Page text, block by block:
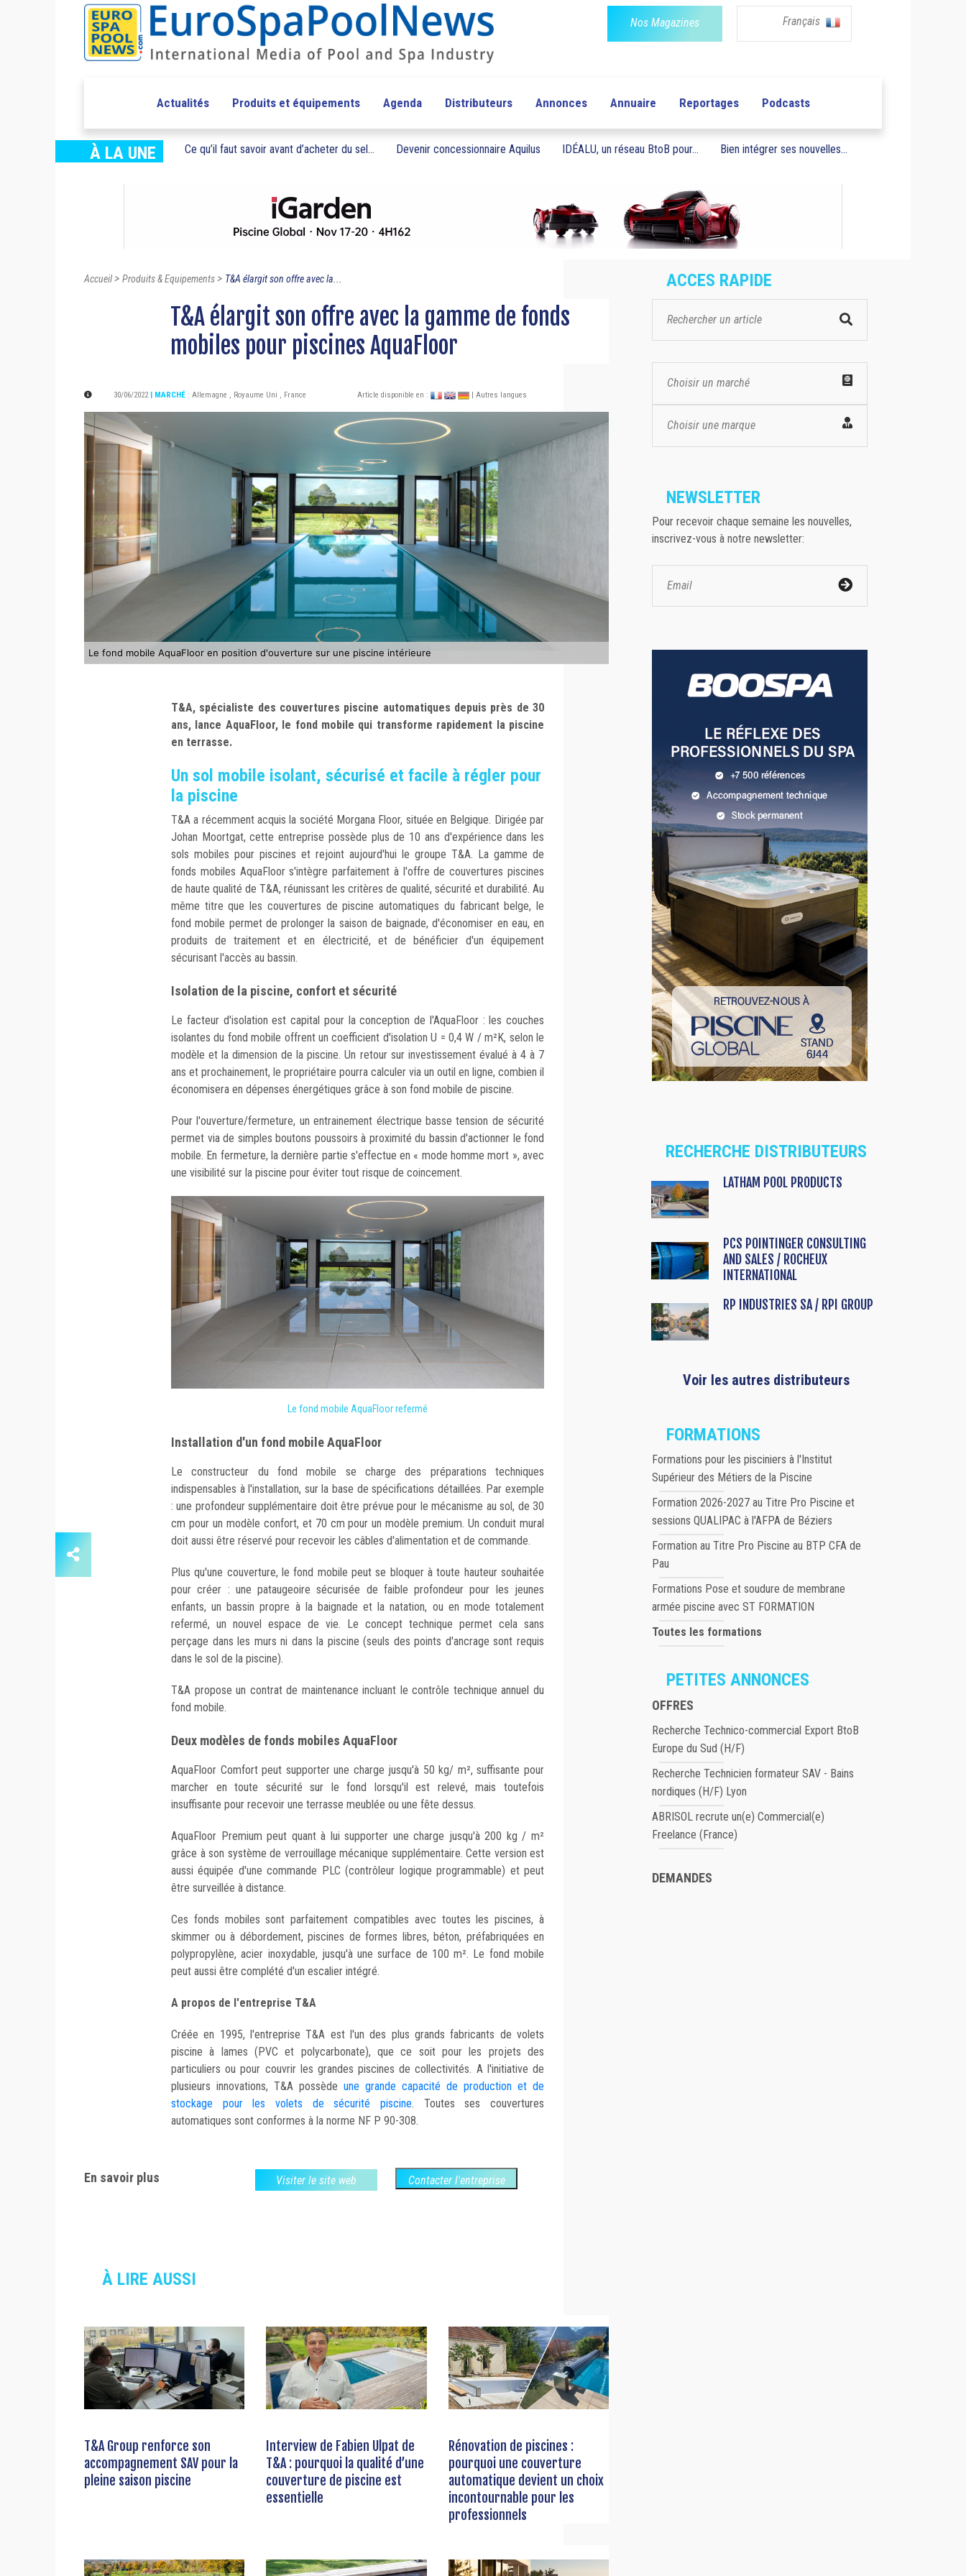
Nos Magazines Français
Actualités Produits et équipements Agenda Distributeurs Annonces Annuaire Reportages Podcasts
À LA UNE Ce qu’il faut savoir avant d’acheter du sel... Devenir concessionnaire Aquilus IDÉALU, un réseau BtoB pour... Bien intégrer ses nouvelles...
Accueil> Produits & Equipements> T&A élargit son offre avec la...
T&A élargit son offre avec la gamme de fonds
mobiles pour piscines AquaFloor
30/06/2022 | MARCHÉ : Allemagne , Royaume Uni , France Article disponible en : | Autres langues
Le fond mobile AquaFloor en position d'ouverture sur une piscine intérieure
T&A, spécialiste des couvertures piscine automatiques depuis près de 30
ans, lance AquaFloor, le fond mobile qui transforme rapidement la piscine
en terrasse.
Un sol mobile isolant, sécurisé et facile à régler pour
la piscine
T&A a récemment acquis la société Morgana Floor, située en Belgique. Dirigée par
Johan Moortgat, cette entreprise possède plus de 10 ans d'expérience dans les
sols mobiles pour piscines et rejoint aujourd'hui le groupe T&A. La gamme de
fonds mobiles AquaFloor s'intègre parfaitement à l'offre de couvertures piscines
de haute qualité de T&A, réunissant les critères de qualité, sécurité et durabilité. Au
même titre que les couvertures de piscine automatiques du fabricant belge, le
fond mobile permet de prolonger la saison de baignade, d'économiser en eau, en
produits de traitement et en électricité, et de bénéficier d'un équipement
sécurisant l'accès au bassin.
Isolation de la piscine, confort et sécurité
Le facteur d'isolation est capital pour la conception de l'AquaFloor : les couches
isolantes du fond mobile offrent un coefficient d'isolation U = 0,4 W / m²K, selon le
modèle et la dimension de la piscine. Un retour sur investissement évalué à 4 à 7
ans et prochainement, le propriétaire pourra calculer via un outil en ligne, combien il
économisera en dépenses énergétiques grâce à son fond mobile de piscine.
Pour l'ouverture/fermeture, un entrainement électrique basse tension de sécurité
permet via de simples boutons poussoirs à proximité du bassin d'actionner le fond
mobile. En fermeture, la dernière partie s'effectue en « mode homme mort », avec
une visibilité sur la piscine pour éviter tout risque de coincement.
Le fond mobile AquaFloor refermé
Installation d'un fond mobile AquaFloor
Le constructeur du fond mobile se charge des préparations techniques
indispensables à l'installation, sur la base de spécifications détaillées. Par exemple
: une profondeur supplémentaire doit être prévue pour le mécanisme au sol, de 30
cm pour un modèle confort, et 70 cm pour un modèle premium. Un conduit mural
doit aussi être réservé pour recevoir les câbles d'alimentation et de commande.
Plus qu'une couverture, le fond mobile peut se bloquer à toute hauteur souhaitée
pour créer : une pataugeoire sécurisée de faible profondeur pour les jeunes
enfants, un bassin propre à la baignade et la natation, ou en mode totalement
refermé, un nouvel espace de vie. Le concept technique permet cela sans
perçage dans les murs ni dans la piscine (seuls des points d'ancrage sont requis
dans le sol de la piscine).
T&A propose un contrat de maintenance incluant le contrôle technique annuel du
fond mobile.
Deux modèles de fonds mobiles AquaFloor
AquaFloor Comfort peut supporter une charge jusqu'à 50 kg/ m², suffisante pour
marcher en toute sécurité sur le fond lorsqu'il est relevé, mais toutefois
insuffisante pour recevoir une terrasse meublée ou une fête dessus.
AquaFloor Premium peut quant à lui supporter une charge jusqu'à 200 kg / m²
grâce à son système de verrouillage mécanique supplémentaire. Cette version est
aussi équipée d'une commande PLC (contrôleur logique programmable) et peut
être surveillée à distance.
Ces fonds mobiles sont parfaitement compatibles avec toutes les piscines, à
skimmer ou à débordement, piscines de formes libres, béton, préfabriquées en
polypropylène, acier inoxydable, jusqu'à une surface de 100 m². Le fond mobile
peut aussi être complété d'un escalier intégré.
A propos de l'entreprise T&A
Créée en 1995, l'entreprise T&A est l'un des plus grands fabricants de volets
piscine à lames (PVC et polycarbonate), que ce soit pour les projets des
particuliers ou pour couvrir les grandes piscines de collectivités. A l'initiative de
plusieurs innovations, T&A possède une grande capacité de production et de
stockage pour les volets de sécurité piscine. Toutes ses couvertures
automatiques sont conformes à la norme NF P 90-308.
En savoir plus Visiter le site web Contacter l'entreprise
À LIRE AUSSI
T&A Group renforce son
accompagnement SAV pour la
pleine saison piscine
Interview de Fabien Ulpat de
T&A : pourquoi la qualité d’une
couverture de piscine est
essentielle
Rénovation de piscines :
pourquoi une couverture
automatique devient un choix
incontournable pour les
professionnels
ACCES RAPIDE
Choisir un marché
Choisir une marque
NEWSLETTER
Pour recevoir chaque semaine les nouvelles,
inscrivez-vous à notre newsletter:
RECHERCHE DISTRIBUTEURS
LATHAM POOL PRODUCTS
PCS POINTINGER CONSULTING
AND SALES / ROCHEUX
INTERNATIONAL
RP INDUSTRIES SA / RPI GROUP
Voir les autres distributeurs
FORMATIONS
Formations pour les pisciniers à l'Institut
Supérieur des Métiers de la Piscine
Formation 2026-2027 au Titre Pro Piscine et
sessions QUALIPAC à l'AFPA de Béziers
Formation au Titre Pro Piscine au BTP CFA de
Pau
Formations Pose et soudure de membrane
armée piscine avec ST FORMATION
Toutes les formations
PETITES ANNONCES
OFFRES
Recherche Technico-commercial Export BtoB
Europe du Sud (H/F)
Recherche Technicien formateur SAV - Bains
nordiques (H/F) Lyon
ABRISOL recrute un(e) Commercial(e)
Freelance (France)
DEMANDES